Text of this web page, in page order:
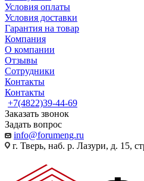
Условия оплаты
Условия доставки
Гарантия на товар
Компания
О компании
Отзывы
Сотрудники
Контакты
Контакты
+7(4822)39-44-69
Заказать звонок
Задать вопрос
info@forumeng.ru
г. Тверь, наб. р. Лазури, д. 15,